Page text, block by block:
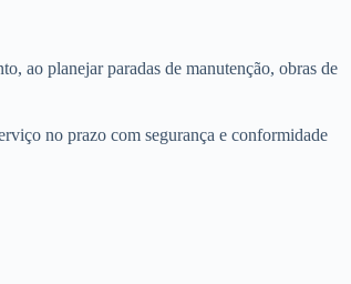
ao planejar paradas de manutenção, obras de
no prazo com segurança e conformidade